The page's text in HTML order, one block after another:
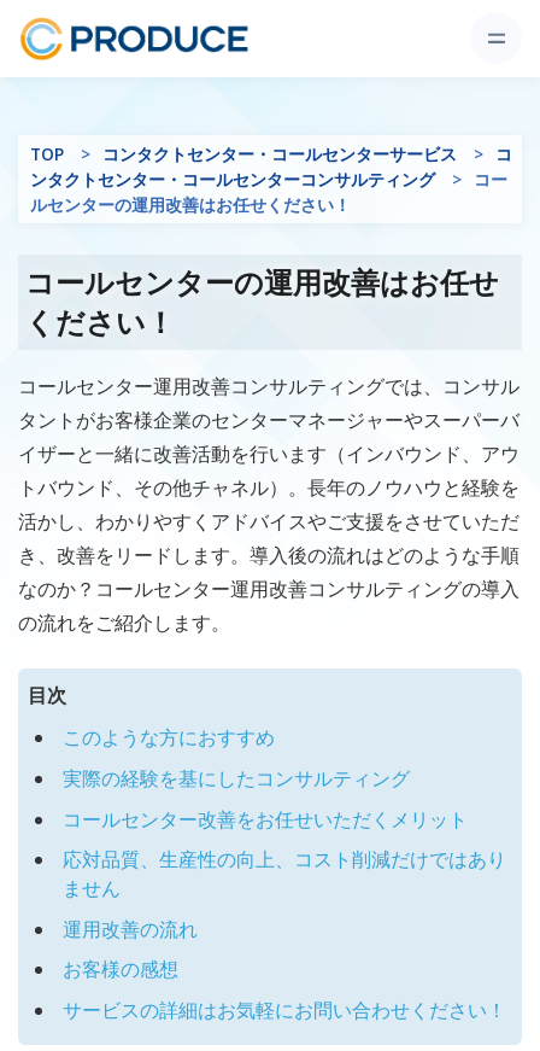
TOP コンタクトセンター・コールセンターサービス
コ
ンタクトセンター・コールセンターコンサルティング
コー
ルセンターの運用改善はお任せください！
コールセンターの運用改善はお任せ
ください！
コールセンター運用改善コンサルティングでは、コンサル
タントがお客様企業のセンターマネージャーやスーパーバ
イザーと一緒に改善活動を行います（インバウンド、アウ
トバウンド、その他チャネル）。長年のノウハウと経験を
活かし、わかりやすくアドバイスやご支援をさせていただ
き、改善をリードします。導入後の流れはどのような手順
なのか？コールセンター運用改善コンサルティングの導入
の流れをご紹介します。
目次
このような方におすすめ
実際の経験を基にしたコンサルティング
コールセンター改善をお任せいただくメリット
応対品質、生産性の向上、コスト削減だけではあり
ません
運用改善の流れ
お客様の感想
サービスの詳細はお気軽にお問い合わせください！